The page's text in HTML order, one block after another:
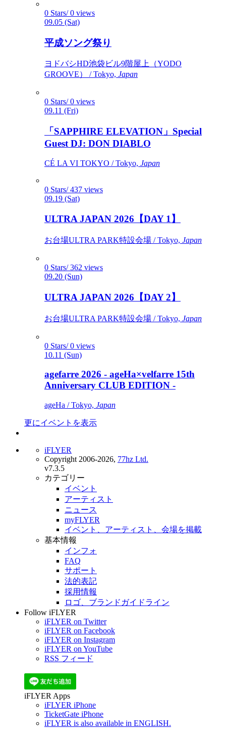
0 Stars/ 0 views
09.05 (Sat)
平成ソング祭り
ヨドバシHD池袋ビル9階屋上（YODO
GROOVE） / Tokyo, Japan
0 Stars/ 0 views
09.11 (Fri)
「SAPPHIRE ELEVATION」Special
Guest DJ: DON DIABLO
CÉ LA VI TOKYO / Tokyo, Japan
0 Stars/ 437 views
09.19 (Sat)
ULTRA JAPAN 2026【DAY 1】
お台場ULTRA PARK特設会場 / Tokyo, Japan
0 Stars/ 362 views
09.20 (Sun)
ULTRA JAPAN 2026【DAY 2】
お台場ULTRA PARK特設会場 / Tokyo, Japan
0 Stars/ 0 views
10.11 (Sun)
agefarre 2026 - ageHa×velfarre 15th
Anniversary CLUB EDITION -
ageHa / Tokyo, Japan
更にイベントを表示
iFLYER
Copyright 2006-2026, 77hz Ltd.
v7.3.5
カテゴリー
イベント
アーティスト
ニュース
myFLYER
イベント、アーティスト、会場を掲載
基本情報
インフォ
FAQ
サポート
法的表記
採用情報
ロゴ、ブランドガイドライン
Follow iFLYER
iFLYER on Twitter
iFLYER on Facebook
iFLYER on Instagram
iFLYER on YouTube
RSS フィード
iFLYER Apps
iFLYER iPhone
TicketGate iPhone
iFLYER is also available in ENGLISH.